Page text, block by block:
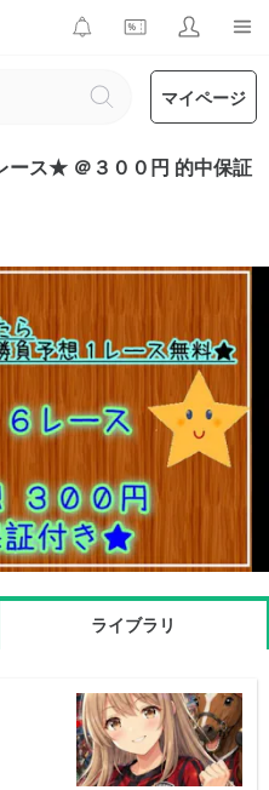
マイページ
ース★ ＠３００円 的中保証
ライブラリ